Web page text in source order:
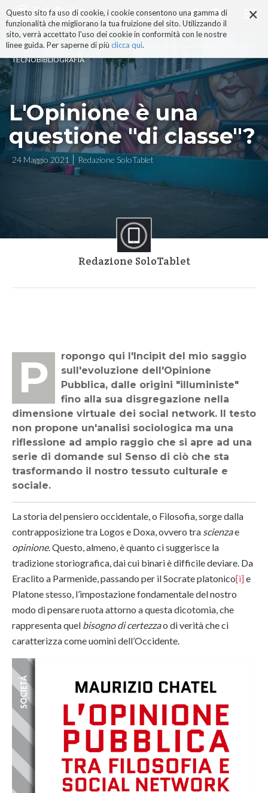
×
Questo sito fa uso di cookie, i cookie consentono una gamma di
funzionalità che migliorano la tua fruizione del sito. Utilizzando il
sito, verrà accettato l'uso dei cookie in conformità con le nostre
linee guida. Per saperne di più clicca qui.
ai
contenuti.
|
alla
navigazione
TECNOBIBLIOGRAFIA
L'Opinione è una
questione "di classe"?
24 Maggio 2021 Redazione SoloTablet
Redazione SoloTablet
Propongo qui l'Incipit del mio saggio
sull'evoluzione dell'Opinione
Pubblica, dalle origini "illuministe"
fino alla sua disgregazione nella
dimensione virtuale dei social network. Il testo
non propone un'analisi sociologica ma una
riflessione ad ampio raggio che si apre ad una
serie di domande sul Senso di ciò che sta
trasformando il nostro tessuto culturale e
sociale.
La storia del pensiero occidentale, o Filosofia, sorge dalla
contrapposizione tra Logos e Doxa, ovvero tra scienzae
opinione. Questo, almeno, è quanto ci suggerisce la
tradizione storiografica, dai cui binari è difficile deviare. Da
Eraclito a Parmenide, passando per il Socrate platonico[i]e
Platone stesso, l’impostazione fondamentale del nostro
modo di pensare ruota attorno a questa dicotomia, che
rappresenta quel bisogno di certezzao di verità che ci
caratterizza come uomini dell’Occidente.